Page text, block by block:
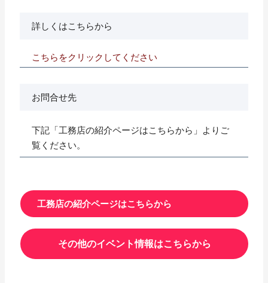
詳しくはこちらから
こちらをクリックしてください
お問合せ先
下記「工務店の紹介ページはこちらから」よりご
覧ください。
工務店の紹介ページはこちらから
その他のイベント情報はこちらから